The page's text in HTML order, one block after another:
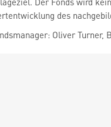
des
Oliver Turner,